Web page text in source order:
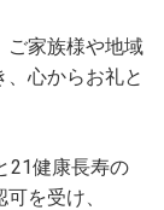
ご家族様や地域
心からお礼と
21健康長寿の
を受け、